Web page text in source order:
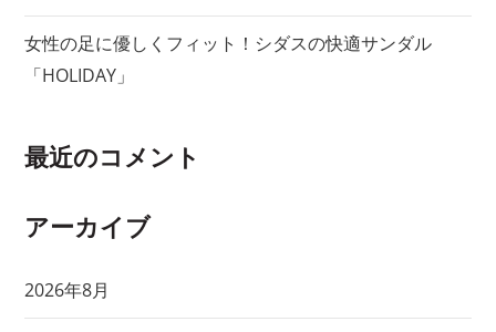
女性の足に優しくフィット！シダスの快適サンダル
「HOLIDAY」
最近のコメント
アーカイブ
2026年8月